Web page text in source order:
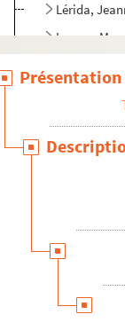
Lérida,
Leroux,
Lévy
Lévy-
Lévy, M.
Leygues,
Liézer,
Liézer,
Lion, Jeanne
Présentation